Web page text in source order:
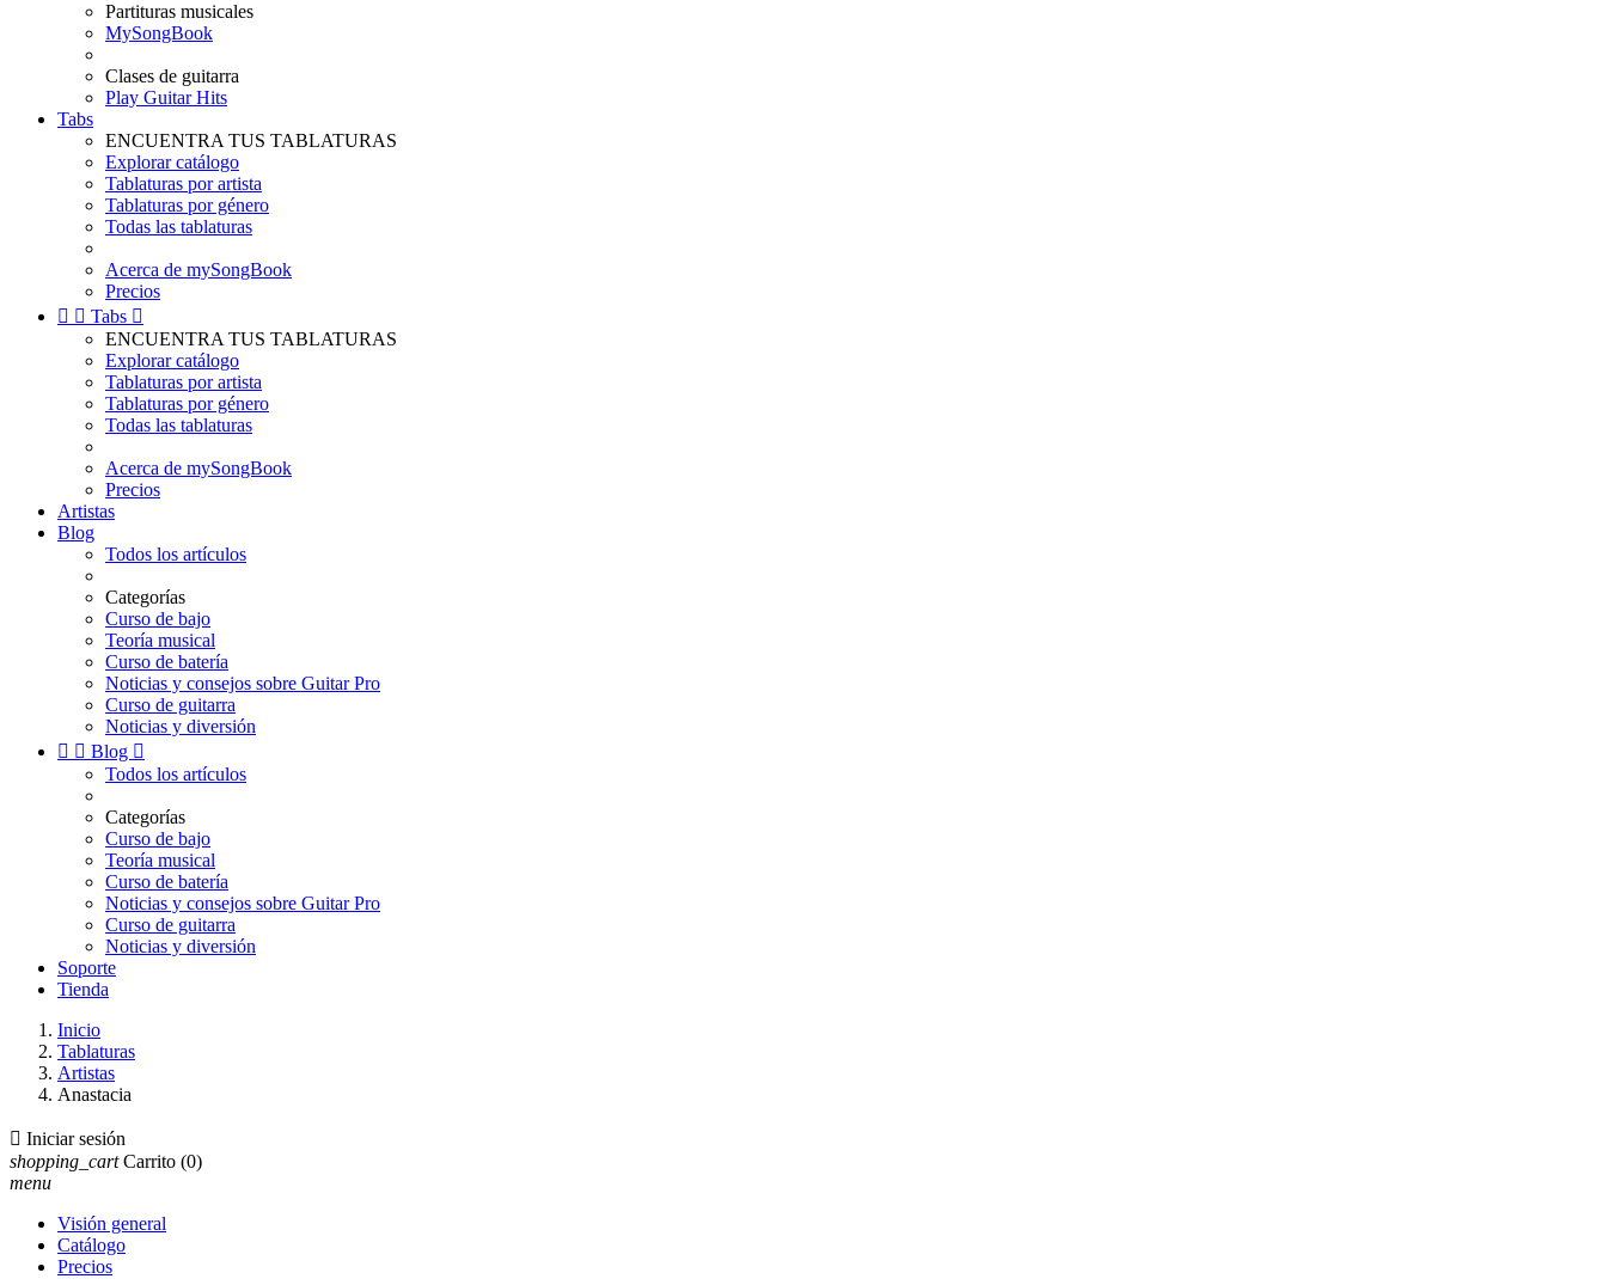
Partituras musicales
MySongBook
Clases de guitarra
Play Guitar Hits
Tabs
ENCUENTRA TUS TABLATURAS
Explorar catálogo
Tablaturas por artista
Tablaturas por género
Todas las tablaturas
Acerca de mySongBook
Precios
  Tabs 
ENCUENTRA TUS TABLATURAS
Explorar catálogo
Tablaturas por artista
Tablaturas por género
Todas las tablaturas
Acerca de mySongBook
Precios
Artistas
Blog
Todos los artículos
Categorías
Curso de bajo
Teoría musical
Curso de batería
Noticias y consejos sobre Guitar Pro
Curso de guitarra
Noticias y diversión
  Blog 
Todos los artículos
Categorías
Curso de bajo
Teoría musical
Curso de batería
Noticias y consejos sobre Guitar Pro
Curso de guitarra
Noticias y diversión
Soporte
Tienda
Inicio
Tablaturas
Artistas
Anastacia
 Iniciar sesión
shopping_cart Carrito (0)
menu
Visión general
Catálogo
Precios